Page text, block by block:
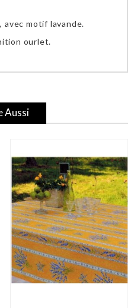
avec motif lavande.
ourlet.
Aussi